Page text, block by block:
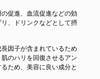
促進、血流促進などの効
、ドリンクなどとして摂
因子が含まれているため
のハリを回復させるアン
ため、美容に良い成分と